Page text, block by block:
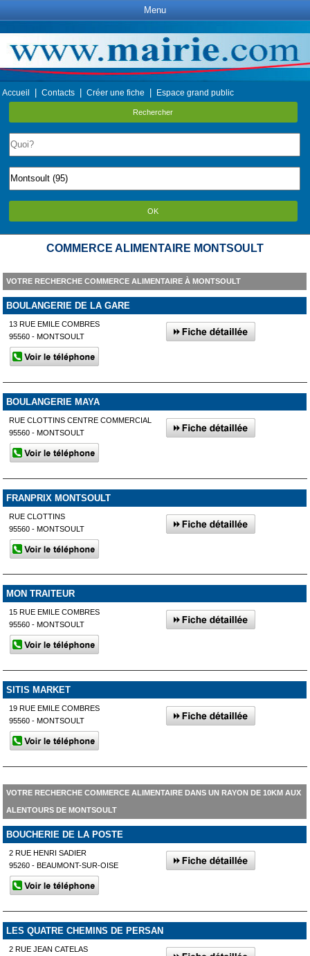
Menu
Accueil Contacts Créer une fiche Espace grand public
Rechercher
OK
COMMERCE ALIMENTAIRE MONTSOULT
VOTRE RECHERCHE COMMERCE ALIMENTAIRE À MONTSOULT
BOULANGERIE DE LA GARE
13 RUE EMILE COMBRES
95560 - MONTSOULT
BOULANGERIE MAYA
RUE CLOTTINS CENTRE COMMERCIAL
95560 - MONTSOULT
FRANPRIX MONTSOULT
RUE CLOTTINS
95560 - MONTSOULT
MON TRAITEUR
15 RUE EMILE COMBRES
95560 - MONTSOULT
SITIS MARKET
19 RUE EMILE COMBRES
95560 - MONTSOULT
VOTRE RECHERCHE COMMERCE ALIMENTAIRE DANS UN RAYON DE 10KM AUX
ALENTOURS DE MONTSOULT
BOUCHERIE DE LA POSTE
2 RUE HENRI SADIER
95260 - BEAUMONT-SUR-OISE
LES QUATRE CHEMINS DE PERSAN
2 RUE JEAN CATELAS